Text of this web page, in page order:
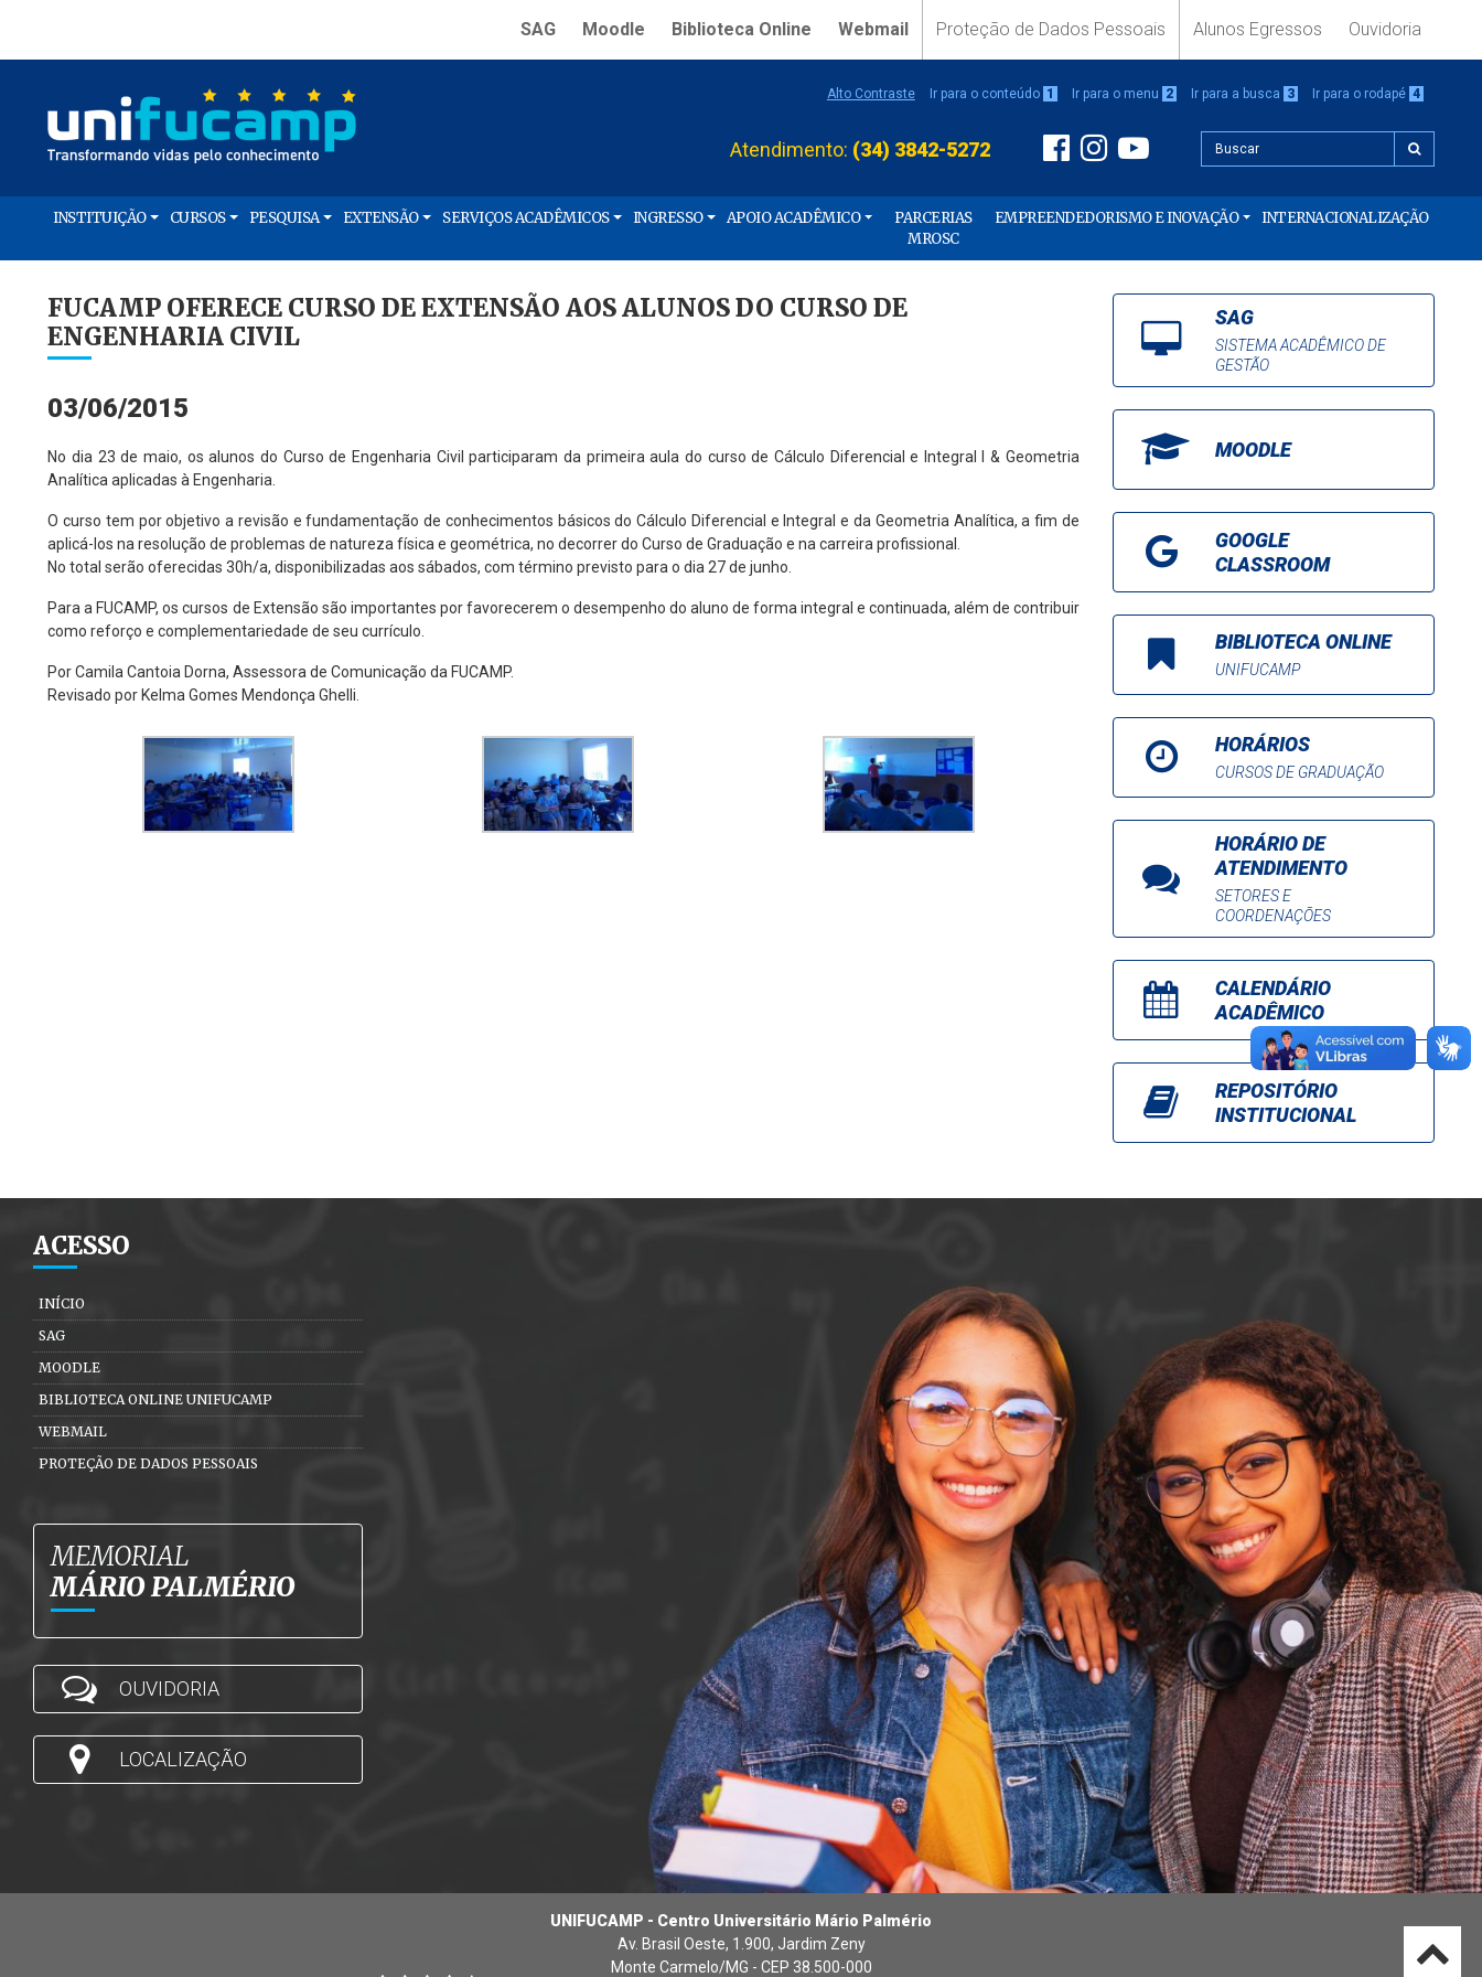
SAG Moodle Biblioteca Online Webmail Proteção de Dados Pessoais Alunos Egressos Ouvidoria
Alto Contraste Ir para o conteúdo 1 Ir para o menu 2 Ir para a busca 3 Ir para o rodapé 4
Atendimento: (34) 3842-5272
INSTITUIÇÃO CURSOS PESQUISA EXTENSÃO SERVIÇOS ACADÊMICOS INGRESSO APOIO ACADÊMICO
PARCERIAS
MROSC
EMPREENDEDORISMO E INOVAÇÃO INTERNACIONALIZAÇÃO
FUCAMP OFERECE CURSO DE EXTENSÃO AOS ALUNOS DO CURSO DE
ENGENHARIA CIVIL
03/06/2015
No dia 23 de maio, os alunos do Curso de Engenharia Civil participaram da primeira aula do curso de Cálculo Diferencial e Integral I & Geometria
Analítica aplicadas à Engenharia.
O curso tem por objetivo a revisão e fundamentação de conhecimentos básicos do Cálculo Diferencial e Integral e da Geometria Analítica, a fim de
aplicá-los na resolução de problemas de natureza física e geométrica, no decorrer do Curso de Graduação e na carreira profissional.
No total serão oferecidas 30h/a, disponibilizadas aos sábados, com término previsto para o dia 27 de junho.
Para a FUCAMP, os cursos de Extensão são importantes por favorecerem o desempenho do aluno de forma integral e continuada, além de contribuir
como reforço e complementariedade de seu currículo.
Por Camila Cantoia Dorna, Assessora de Comunicação da FUCAMP.
Revisado por Kelma Gomes Mendonça Ghelli.
SAG
SISTEMA ACADÊMICO DE
GESTÃO
MOODLE
GOOGLE
CLASSROOM
BIBLIOTECA ONLINE
UNIFUCAMP
HORÁRIOS
CURSOS DE GRADUAÇÃO
HORÁRIO DE
ATENDIMENTO
SETORES E
COORDENAÇÕES
CALENDÁRIO
ACADÊMICO
REPOSITÓRIO
INSTITUCIONAL
ACESSO
INÍCIO
SAG
MOODLE
BIBLIOTECA ONLINE UNIFUCAMP
WEBMAIL
PROTEÇÃO DE DADOS PESSOAIS
MEMORIAL
MÁRIO PALMÉRIO
OUVIDORIA
LOCALIZAÇÃO
UNIFUCAMP - Centro Universitário Mário Palmério
Av. Brasil Oeste, 1.900, Jardim Zeny
Monte Carmelo/MG - CEP 38.500-000